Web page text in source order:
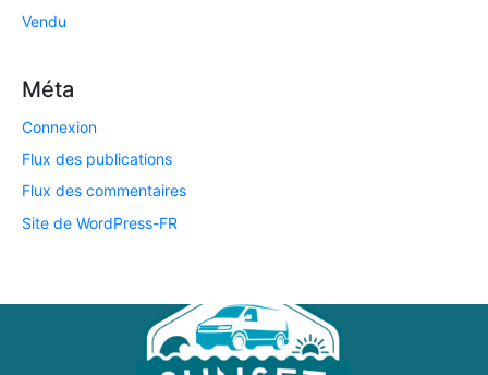
Vendu
Méta
Connexion
Flux des publications
Flux des commentaires
Site de WordPress-FR